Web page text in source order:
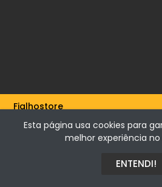
Fialhostore
Fialho & Irmão,Lda. | Horta de
Portugal | NIF 500115206
Esta página usa cookies para
melhor experiência no
ENTENDI!